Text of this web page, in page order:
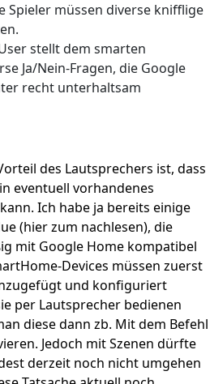
Spieler müssen diverse knifflige
stellt dem smarten
Ja/Nein-Fragen, die Google
recht unterhaltsam
des Lautsprechers ist, dass
eventuell vorhandenes
Ich habe ja bereits einige
(hier zum nachlesen), die
mit Google Home kompatibel
Devices müssen zuerst
und konfiguriert
per Lautsprecher bedienen
diese dann zb. Mit dem Befehl
Jedoch mit Szenen dürfte
derzeit noch nicht umgehen